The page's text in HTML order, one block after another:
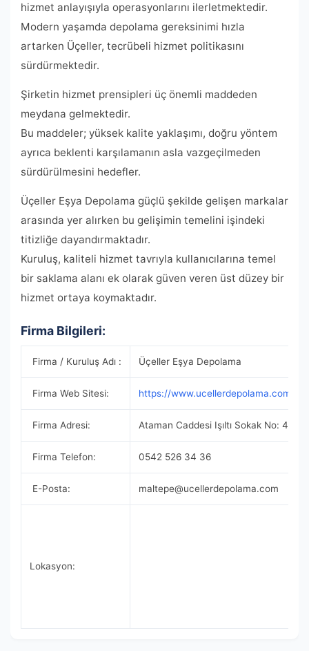
hizmet anlayışıyla operasyonlarını ilerletmektedir.
Modern yaşamda depolama gereksinimi hızla
artarken Üçeller, tecrübeli hizmet politikasını
sürdürmektedir.
Şirketin hizmet prensipleri üç önemli maddeden
meydana gelmektedir.
Bu maddeler; yüksek kalite yaklaşımı, doğru yöntem
ayrıca beklenti karşılamanın asla vazgeçilmeden
sürdürülmesini hedefler.
Üçeller Eşya Depolama güçlü şekilde gelişen markalar
arasında yer alırken bu gelişimin temelini işindeki
titizliğe dayandırmaktadır.
Kuruluş, kaliteli hizmet tavrıyla kullanıcılarına temel
bir saklama alanı ek olarak güven veren üst düzey bir
hizmet ortaya koymaktadır.
Firma Bilgileri:
Firma / Kuruluş Adı : Üçeller Eşya Depolama
Firma Web Sitesi: https://www.ucellerdepolama.com/
Firma Adresi: Ataman Caddesi Işıltı Sokak No: 46
Firma Telefon: 0542 526 34 36
E-Posta: maltepe@ucellerdepolama.com
Lokasyon: